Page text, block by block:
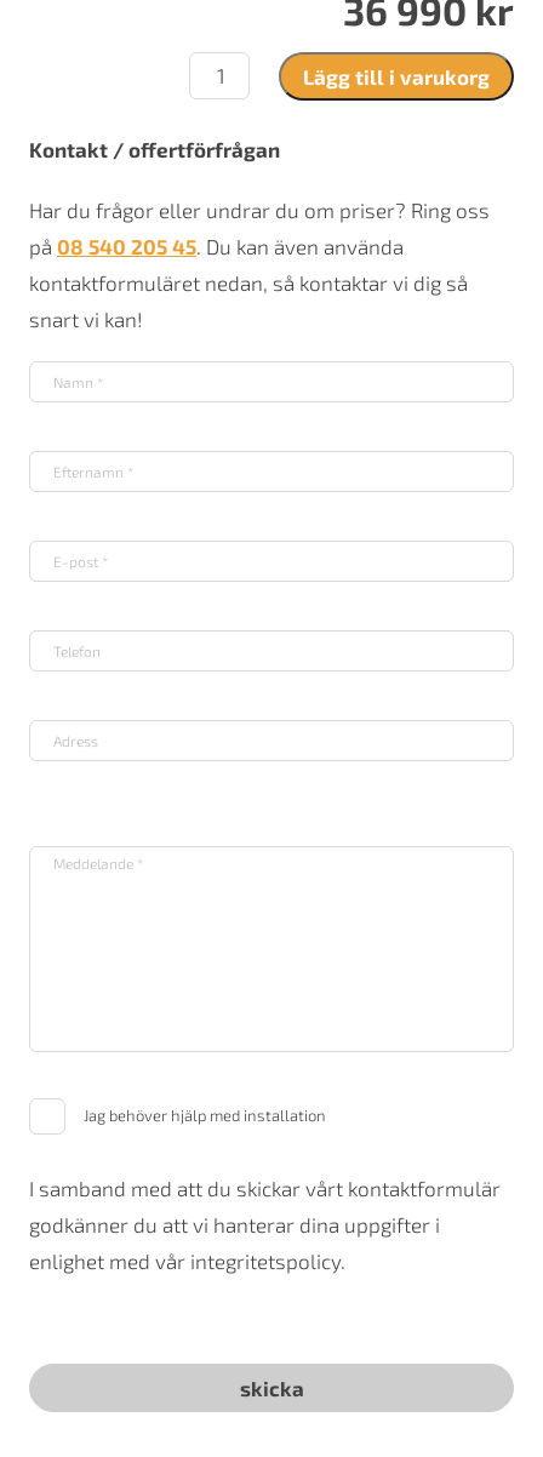
36 990 kr
Termatech
TT22HS
Lägg till i varukorg
Kontakt / offertförfrågan
Har du frågor eller undrar du om priser? Ring oss
på 08 540 205 45 . Du kan även använda
kontaktformuläret nedan, så kontaktar vi dig så
snart vi kan!
Jag behöver hjälp med installation
I samband med att du skickar vårt kontaktformulär
godkänner du att vi hanterar dina uppgifter i
enlighet med vår integritetspolicy.